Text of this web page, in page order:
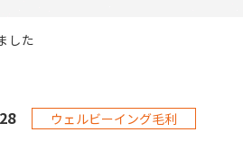
した
ウェルビーイング毛利